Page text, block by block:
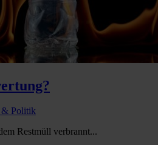
& Politik
Restmüll verbrannt...